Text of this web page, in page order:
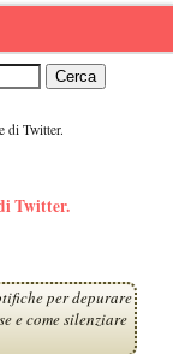
di Twitter.
Twitter.
per depurare
e come silenziare